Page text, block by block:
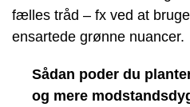
fælles tråd – fx ved at
ensartede grønne nuancer.
Sådan poder du
og mere